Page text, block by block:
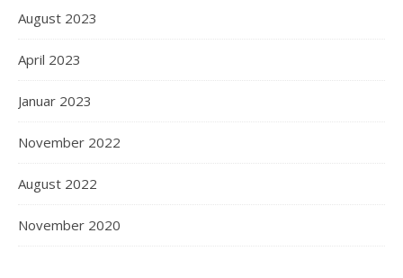
August 2023
April 2023
Januar 2023
November 2022
August 2022
November 2020